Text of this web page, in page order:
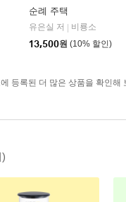
순례 주택
유은실 저
비룡소
13,500원 (10% 할인)
등록된 더 많은 상품을 확인해